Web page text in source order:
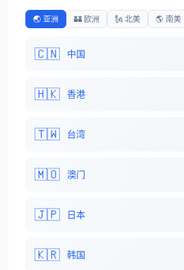
🌏 亚洲 🏰 欧洲 🗽 北美 🌎 南美
🇨🇳 中国
🇭🇰 香港
🇹🇼 台湾
🇲🇴 澳门
🇯🇵 日本
🇰🇷 韩国